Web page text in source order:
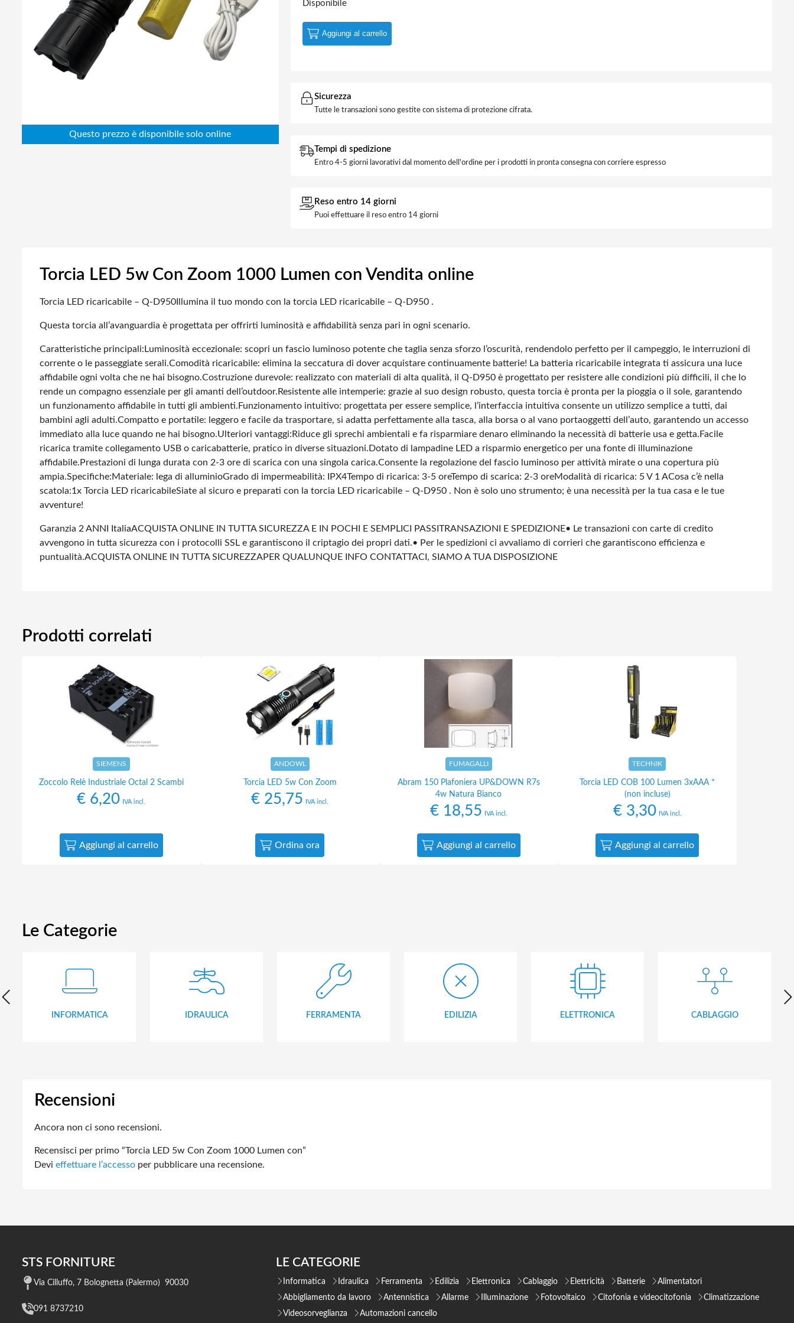
Abbigliamento da lavoro
Alimentatori
Batterie
Elettricità
Elettronica
Edilizia
Disponibile
Aggiungi al carrello
Sicurezza
Tutte le transazioni sono gestite con sistema di protezione cifrata.
Tempi di spedizione
Entro 4-5 giorni lavorativi dal momento dell'ordine per i prodotti in pronta consegna con corriere espresso
Reso entro 14 giorni
Puoi effettuare il reso entro 14 giorni
Torcia LED 5w Con Zoom 1000 Lumen con Vendita online
Torcia LED ricaricabile – Q-D950 Illumina il tuo mondo con la torcia LED ricaricabile – Q-D950 .
Questa torcia all’avanguardia è progettata per offrirti luminosità e affidabilità senza pari in ogni scenario.
Caratteristiche principali: Luminosità eccezionale: scopri un fascio luminoso potente che taglia senza sforzo l’oscurità, rendendolo perfetto per il campeggio, le interruzioni di
corrente o le passeggiate serali.Comodità ricaricabile: elimina la seccatura di dover acquistare continuamente batterie! La batteria ricaricabile integrata ti assicura una luce
affidabile ogni volta che ne hai bisogno.Costruzione durevole: realizzato con materiali di alta qualità, il Q-D950 è progettato per resistere alle condizioni più difficili, il che lo
rende un compagno essenziale per gli amanti dell’outdoor. Resistente alle intemperie: grazie al suo design robusto, questa torcia è pronta per la pioggia o il sole, garantendo
un funzionamento affidabile in tutti gli ambienti. Funzionamento intuitivo: progettata per essere semplice, l’interfaccia intuitiva consente un utilizzo semplice a tutti, dai
bambini agli adulti.Compatto e portatile: leggero e facile da trasportare, si adatta perfettamente alla tasca, alla borsa o al vano portaoggetti dell’auto, garantendo un accesso
immediato alla luce quando ne hai bisogno.Ulteriori vantaggi: Riduce gli sprechi ambientali e fa risparmiare denaro eliminando la necessità di batterie usa e getta. Facile
ricarica tramite collegamento USB o caricabatterie, pratico in diverse situazioni. Dotato di lampadine LED a risparmio energetico per una fonte di illuminazione
affidabile. Prestazioni di lunga durata con 2-3 ore di scarica con una singola carica.Consente la regolazione del fascio luminoso per attività mirate o una copertura più
ampia.Specifiche:Materiale: lega di alluminioGrado di impermeabilità: IPX4Tempo di ricarica: 3-5 oreTempo di scarica: 2-3 oreModalità di ricarica: 5 V 1 ACosa c’è nella
scatola:1x Torcia LED ricaricabileSiate al sicuro e preparati con la torcia LED ricaricabile – Q-D950 . Non è solo uno strumento; è una necessità per la tua casa e le tue
avventure!
Garanzia 2 ANNI ItaliaACQUISTA ONLINE IN TUTTA SICUREZZA E IN POCHI E SEMPLICI PASSI TRANSAZIONI E SPEDIZIONE• Le transazioni con carte di credito
avvengono in tutta sicurezza con i protocolli SSL e garantiscono il criptagio dei propri dati.• Per le spedizioni ci avvaliamo di corrieri che garantiscono efficienza e
puntualità.ACQUISTA ONLINE IN TUTTA SICUREZZAPER QUALUNQUE INFO CONTATTACI, SIAMO A TUA DISPOSIZIONE
Prodotti correlati
SIEMENS
Zoccolo Relè Industriale Octal 2 Scambi
€ 6,20 IVA incl.
Aggiungi al carrello
ANDOWL
Torcia LED 5w Con Zoom
€ 25,75 IVA incl.
Ordina ora
FUMAGALLI
Abram 150 Plafoniera UP&DOWN R7s
4w Natura Bianco
€18,55 IVA incl.
Aggiungi al carrello
TECHNIK
Torcia LED COB 100 Lumen 3xAAA *
(non incluse)
€3,30 IVA incl.
Aggiungi al carrello
Le Categorie
INFORMATICA IDRAULICA FERRAMENTA EDILIZIA ELETTRONICA CABLAGGIO
Recensioni
Ancora non ci sono recensioni.
Recensisci per primo “Torcia LED 5w Con Zoom 1000 Lumen con”
Devi effettuare l’accesso per pubblicare una recensione.
STS FORNITURE
Via Cilluffo, 7 Bolognetta (Palermo) 90030
091 8737210
LE CATEGORIE
Informatica Idraulica Ferramenta Edilizia Elettronica Cablaggio Elettricità Batterie
Alimentatori
Abbigliamento da lavoro
Antennistica Allarme Illuminazione Fotovoltaico Citofonia e videocitofonia
Climatizzazione
Videosorveglianza
Automazioni cancello